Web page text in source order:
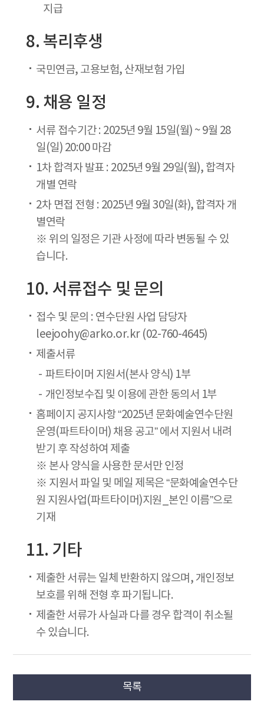
지급
8. 복리후생
국민연금, 고용보험, 산재보험 가입
9. 채용 일정
서류 접수기간 : 2025년 9월 15일(월) ~ 9월 28
일(일) 20:00 마감
1차 합격자 발표 : 2025년 9월 29일(월), 합격자
개별 연락
2차 면접 전형 : 2025년 9월 30일(화), 합격자 개
별연락
※ 위의 일정은 기관 사정에 따라 변동될 수 있
습니다.
10. 서류접수 및 문의
접수 및 문의 : 연수단원 사업 담당자
leejoohy@arko.or.kr (02-760-4645)
제출서류
파트타이머 지원서(본사 양식) 1부
개인정보수집 및 이용에 관한 동의서 1부
홈페이지 공지사항 “2025년 문화예술연수단원
운영(파트타이머) 채용 공고” 에서 지원서 내려
받기 후 작성하여 제출
※ 본사 양식을 사용한 문서만 인정
※ 지원서 파일 및 메일 제목은 “문화예술연수단
원 지원사업(파트타이머)지원_본인 이름”으로
기재
11. 기타
제출한 서류는 일체 반환하지 않으며, 개인정보
보호를 위해 전형 후 파기됩니다.
제출한 서류가 사실과 다를 경우 합격이 취소될
수 있습니다.
목록